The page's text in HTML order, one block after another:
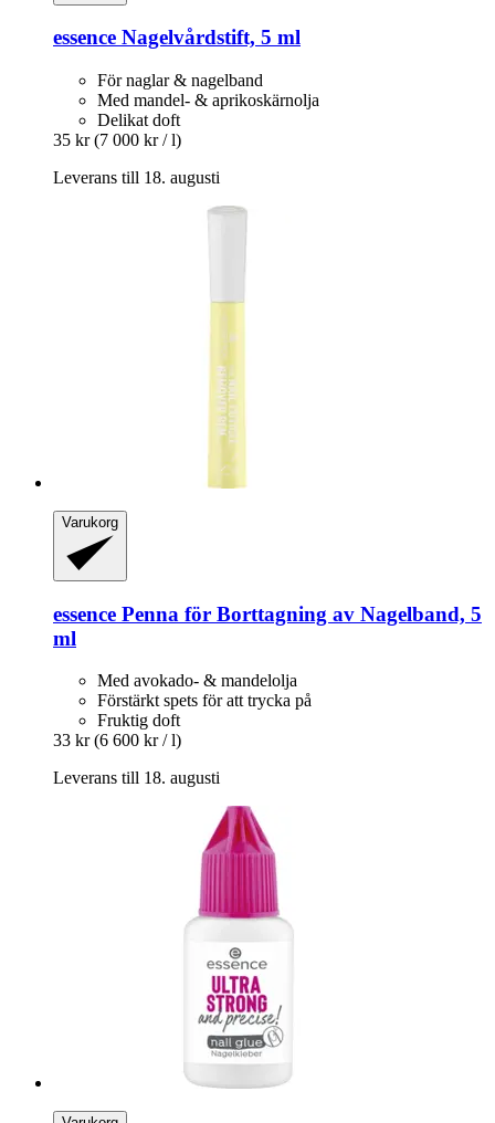
essence Nagelvårdstift, 5 ml
För naglar & nagelband
Med mandel- & aprikoskärnolja
Delikat doft
35 kr (7 000 kr / l)
Leverans till 18. augusti
Varukorg
essence Penna för Borttagning av Nagelband, 5
ml
Med avokado- & mandelolja
Förstärkt spets för att trycka på
Fruktig doft
33 kr (6 600 kr / l)
Leverans till 18. augusti